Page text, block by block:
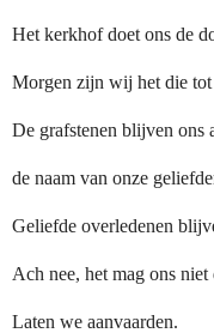
Het kerkhof doet ons de
Morgen zijn wij het die tot
De grafstenen blijven ons
de naam van onze
Geliefde overledenen
Ach nee, het mag ons
Laten we aanvaarden.